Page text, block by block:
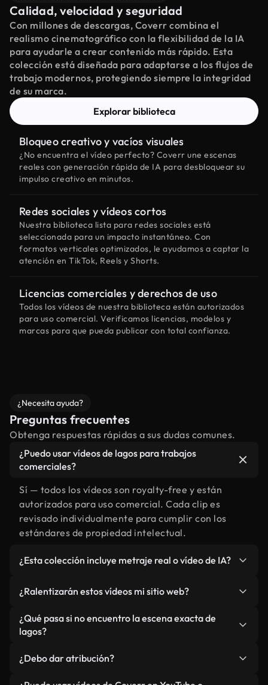
Calidad, velocidad y seguridad
Con millones de descargas, Coverr combina el
realismo cinematográfico con la flexibilidad de la IA
para ayudarle a crear contenido más rápido. Esta
colección está diseñada para adaptarse a los flujos de
trabajo modernos, protegiendo siempre la integridad
de su marca.
Explorar biblioteca
Bloqueo creativo y vacíos visuales
¿No encuentra el vídeo perfecto? Coverr une escenas
reales con generación rápida de IA para desbloquear su
impulso creativo en minutos.
Redes sociales y vídeos cortos
Nuestra biblioteca lista para redes sociales está
seleccionada para un impacto instantáneo. Con
formatos verticales optimizados, le ayudamos a captar la
atención en TikTok, Reels y Shorts.
Licencias comerciales y derechos de uso
Todos los vídeos de nuestra biblioteca están autorizados
para uso comercial. Verificamos licencias, modelos y
marcas para que pueda publicar con total confianza.
¿Necesita ayuda?
Preguntas frecuentes
Obtenga respuestas rápidas a sus dudas comunes.
¿Puedo usar vídeos de lagos para trabajos
comerciales?
Sí — todos los vídeos son royalty-free y están
autorizados para uso comercial. Cada clip es
revisado individualmente para cumplir con los
estándares de propiedad intelectual.
¿Esta colección incluye metraje real o vídeo de IA?
relacionado con lagos y vídeos generados por IA.
Todo está claramente etiquetado.
¿Ralentizarán estos vídeos mi sitio web?
No si selecciona nuestras versiones optimizadas
para web, diseñadas específicamente para uso de
métricas como LCP.
¿Qué pasa si no encuentro la escena exacta de
lagos?
Studio. Describe la escena, como "lagos al
atardecer", y la IA la generará en segundos
¿Debo dar atribución?
No es necesario. Todos los vídeos en nuestra